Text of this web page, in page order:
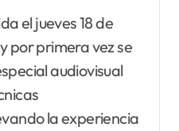
el jueves 18 de
por primera vez se
audiovisual
la experiencia